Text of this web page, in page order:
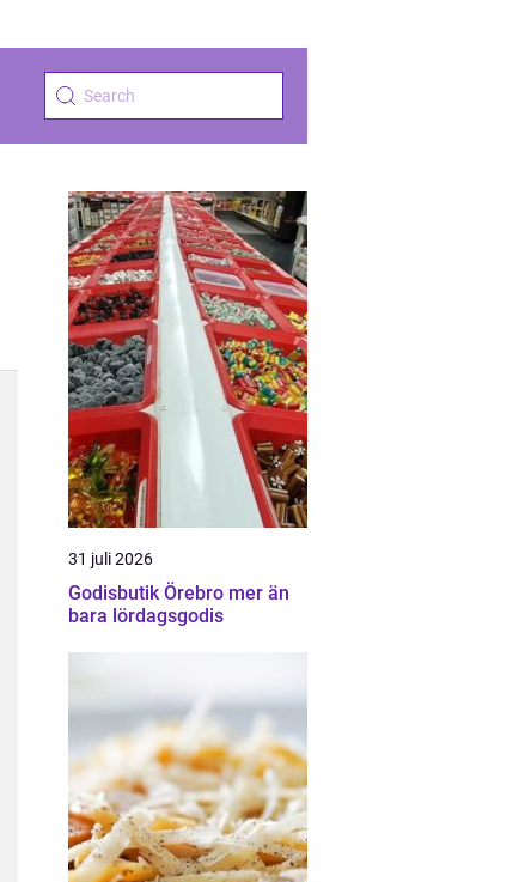
31 juli 2026
Godisbutik Örebro mer än
bara lördagsgodis